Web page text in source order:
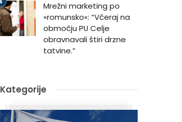
Mrežni marketing po
»romunsko«: “Včeraj na
območju PU Celje
obravnavali štiri drzne
tatvine.”
Kategorije